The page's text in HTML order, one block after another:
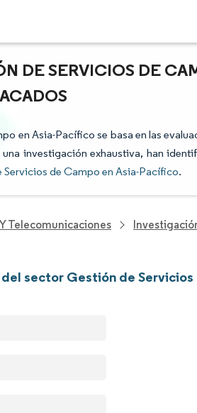
DE SERVICIOS DE
en Asia-Pacífico se basa en las
investigación exhaustiva, han
Servicios de Campo en Asia-Pacífico.
Telecomunicaciones
sector Gestión de